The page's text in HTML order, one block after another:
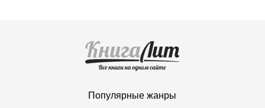
Популярные жанры